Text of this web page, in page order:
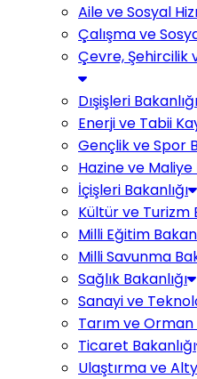
Aile ve Sosyal
Çalışma ve
Çevre, Şehircilik
Dışişleri Bakanlığı
Enerji ve Tabii
Gençlik ve Spor
Hazine ve Maliye
İçişleri Bakanlığı
Kültür ve Turizm
Milli Eğitim
Milli Savunma
Sağlık Bakanlığı
Sanayi ve
Tarım ve Orman
Ticaret Bakanlığı
Ulaştırma ve